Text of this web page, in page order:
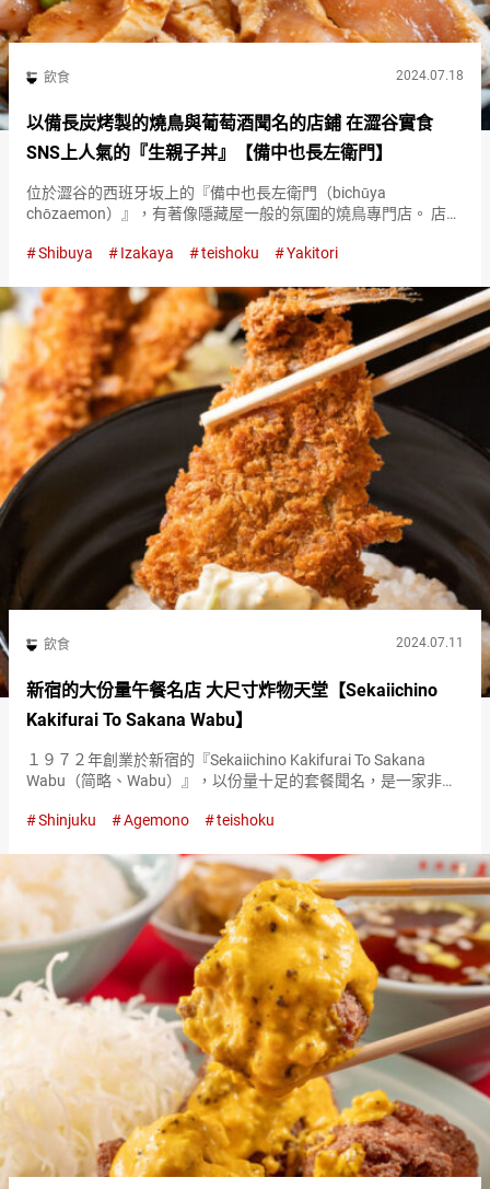
飲食 2024.07.18
以備長炭烤製的燒鳥與葡萄酒聞名的店鋪 在澀谷實食
SNS上人氣的『生親子丼』【備中也長左衛門】
位於澀谷的西班牙坂上的『備中也長左衛門（bichūya
chōzaemon）』，有著像隱藏屋一般的氛圍的燒鳥專門店。 店內
肉料理。 午餐時間熱門菜單『奧州岩井雞（Ōshū Iwaido…
Shibuya Izakaya teishoku Yakitori
飲食 2024.07.11
新宿的大份量午餐名店 大尺寸炸物天堂【Sekaiichino
Kakifurai To Sakana Wabu】
１９７２年創業於新宿的『Sekaiichino Kakifurai To Sakana
Wabu（简略、Wabu）』，以份量十足的套餐聞名，是一家非常
潮。 超大份量！『Wabu』的『油…
Shinjuku Agemono teishoku